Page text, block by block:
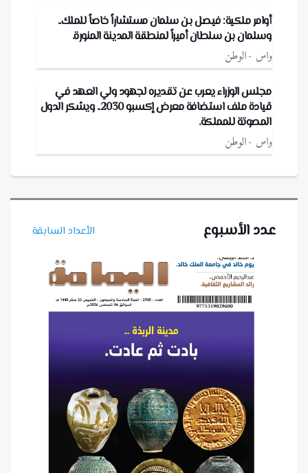
أوامر ملكية: فيصل بن سلمان مستشاراً خاصاً للملك..
وسلمان بن سلطان أميراً لمنطقة المدينة المنورة.
واس الوطن
مجلس الوزراء يعرب عن تقديره لجهود ولي العهد في
قيادة ملف استضافة معرض إكسبو 2030.. ويشكر الدول
المصوتة للمملكة.
واس الوطن
عدد الأسبوع الأعداد السابقة